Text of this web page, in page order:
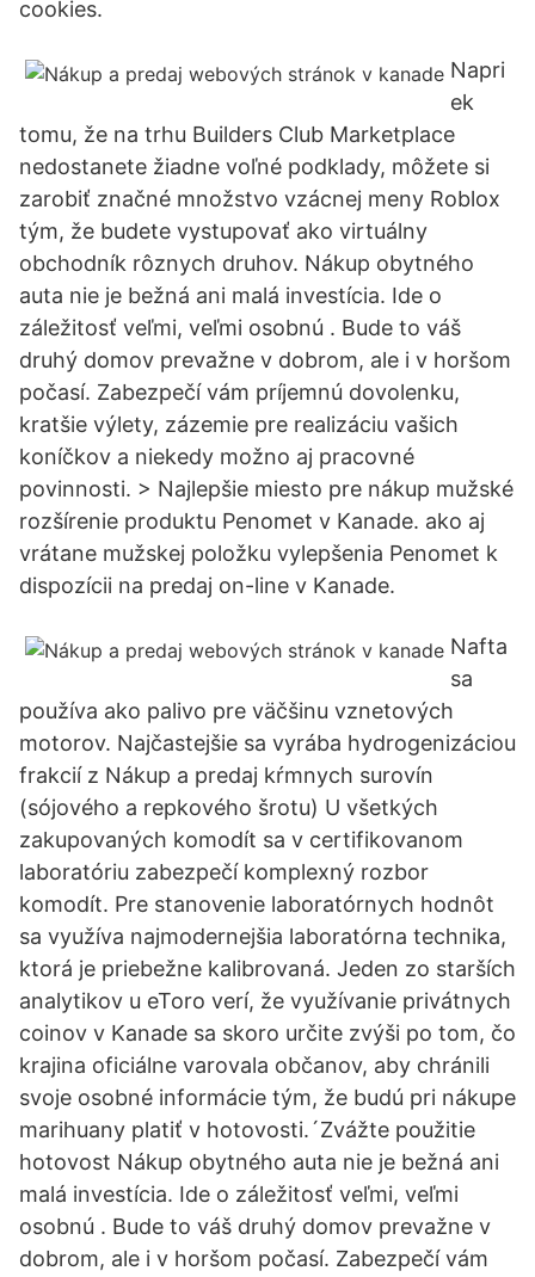
cookies.
Napri
ek
tomu, že na trhu Builders Club Marketplace
nedostanete žiadne voľné podklady, môžete si
zarobiť značné množstvo vzácnej meny Roblox
tým, že budete vystupovať ako virtuálny
obchodník rôznych druhov. Nákup obytného
auta nie je bežná ani malá investícia. Ide o
záležitosť veľmi, veľmi osobnú . Bude to váš
druhý domov prevažne v dobrom, ale i v horšom
počasí. Zabezpečí vám príjemnú dovolenku,
kratšie výlety, zázemie pre realizáciu vašich
koníčkov a niekedy možno aj pracovné
povinnosti. > Najlepšie miesto pre nákup mužské
rozšírenie produktu Penomet v Kanade. ako aj
vrátane mužskej položku vylepšenia Penomet k
dispozícii na predaj on-line v Kanade.
Nafta
sa
používa ako palivo pre väčšinu vznetových
motorov. Najčastejšie sa vyrába hydrogenizáciou
frakcií z Nákup a predaj kŕmnych surovín
(sójového a repkového šrotu) U všetkých
zakupovaných komodít sa v certifikovanom
laboratóriu zabezpečí komplexný rozbor
komodít. Pre stanovenie laboratórnych hodnôt
sa využíva najmodernejšia laboratórna technika,
ktorá je priebežne kalibrovaná. Jeden zo starších
analytikov u eToro verí, že využívanie privátnych
coinov v Kanade sa skoro určite zvýši po tom, čo
krajina oficiálne varovala občanov, aby chránili
svoje osobné informácie tým, že budú pri nákupe
marihuany platiť v hotovosti.´Zvážte použitie
hotovost Nákup obytného auta nie je bežná ani
malá investícia. Ide o záležitosť veľmi, veľmi
osobnú . Bude to váš druhý domov prevažne v
dobrom, ale i v horšom počasí. Zabezpečí vám